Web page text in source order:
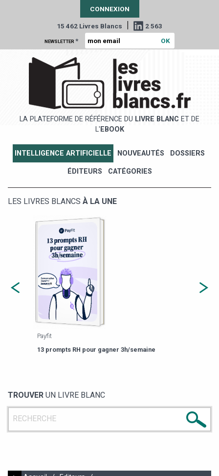
CONNEXION
15 462 Livres Blancs | 2 563
NEWSLETTER *
LA PLATEFORME DE RÉFÉRENCE DU LIVRE BLANC ET DE
L' EBOOK
INTELLIGENCE ARTIFICIELLE NOUVEAUTÉS DOSSIERS
ÉDITEURS CATÉGORIES
LES LIVRES BLANCS À LA UNE
Payfit
13 prompts RH pour gagner 3h/semaine
TROUVER UN LIVRE BLANC